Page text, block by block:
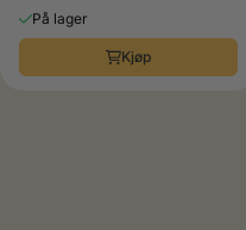
På lager
Kjøp